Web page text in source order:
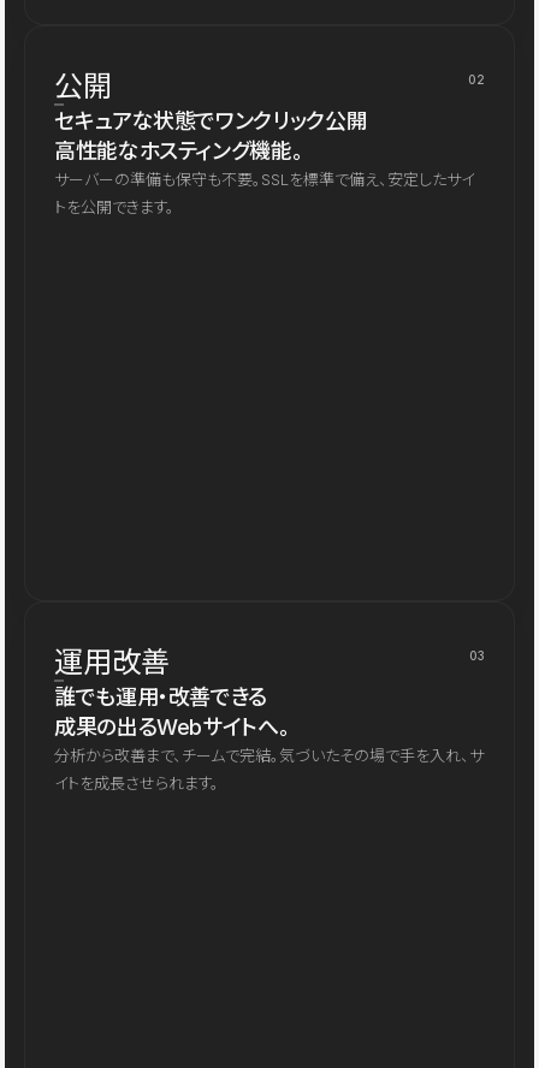
公開 02
セキュアな状態でワンクリック公開
高性能なホスティング機能。
サーバーの準備も保守も不要。SSLを標準で備え、安定したサイ
トを公開できます。
運用改善 03
誰でも運用・改善できる
成果の出るWebサイトへ。
分析から改善まで、チームで完結。気づいたその場で手を入れ、サ
イトを成長させられます。